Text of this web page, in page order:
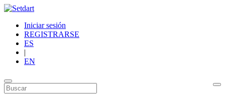
Iniciar sesión
REGISTRARSE
ES
|
EN